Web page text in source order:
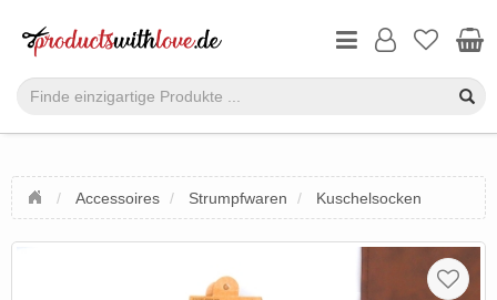
Accessoires Strumpfwaren Kuschelsocken